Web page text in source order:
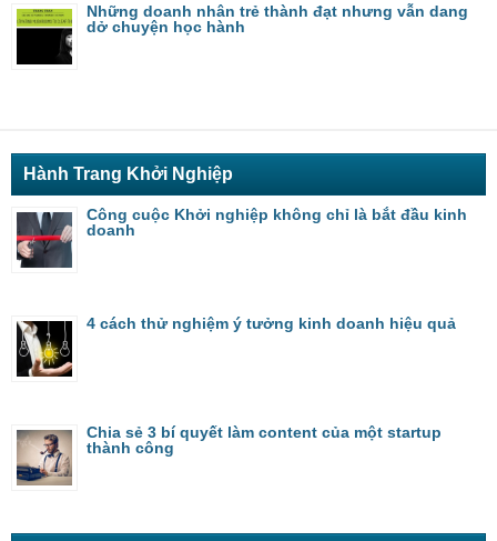
Những doanh nhân trẻ thành đạt nhưng vẫn dang
dở chuyện học hành
Hành Trang Khởi Nghiệp
Công cuộc Khởi nghiệp không chỉ là bắt đầu kinh
doanh
4 cách thử nghiệm ý tưởng kinh doanh hiệu quả
Chia sẻ 3 bí quyết làm content của một startup
thành công